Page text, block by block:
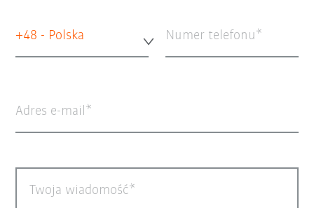
+48 - Polska Numer telefonu
Adres e-mail
Twoja wiadomość